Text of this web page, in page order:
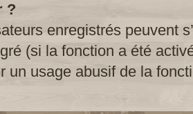
?
enregistrés peuvent
(si la fonction a été
un usage abusif de la